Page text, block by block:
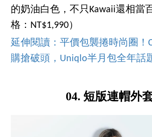
的奶油白色，不只Kawaii還相當
格：NT$1,990）
延伸閱讀：平價包襲捲時尚圈！
購搶破頭，Uniqlo半月包全年話
04. 短版連帽外